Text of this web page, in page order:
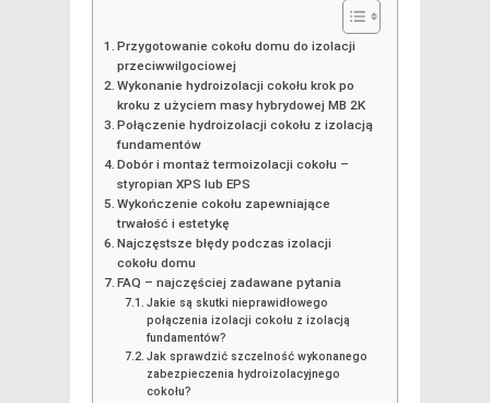
Przygotowanie cokołu domu do izolacji
przeciwwilgociowej
Wykonanie hydroizolacji cokołu krok po
kroku z użyciem masy hybrydowej MB 2K
Połączenie hydroizolacji cokołu z izolacją
fundamentów
Dobór i montaż termoizolacji cokołu –
styropian XPS lub EPS
Wykończenie cokołu zapewniające
trwałość i estetykę
Najczęstsze błędy podczas izolacji
cokołu domu
FAQ – najczęściej zadawane pytania
Jakie są skutki nieprawidłowego
połączenia izolacji cokołu z izolacją
fundamentów?
Jak sprawdzić szczelność wykonanego
zabezpieczenia hydroizolacyjnego
cokołu?